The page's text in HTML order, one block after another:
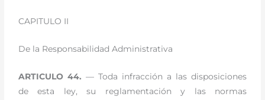
CAPITULO II
De la Responsabilidad Administrativa
ARTICULO 44.— Toda infracción a las disposiciones
de esta ley, su reglamentación y las normas